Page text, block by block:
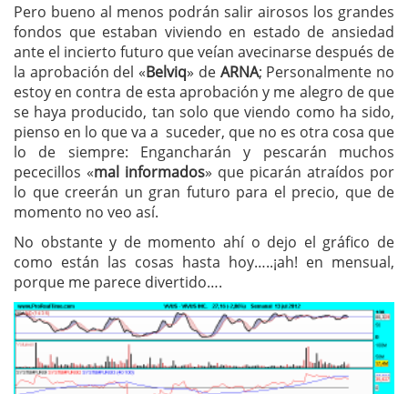
Pero bueno al menos podrán salir airosos los grandes
fondos que estaban viviendo en estado de ansiedad
ante el incierto futuro que veían avecinarse después de
la aprobación del «Belviq» de ARNA; Personalmente no
estoy en contra de esta aprobación y me alegro de que
se haya producido, tan solo que viendo como ha sido,
pienso en lo que va a suceder, que no es otra cosa que
lo de siempre: Engancharán y pescarán muchos
pececillos «mal informados» que picarán atraídos por
lo que creerán un gran futuro para el precio, que de
momento no veo así.
No obstante y de momento ahí o dejo el gráfico de
como están las cosas hasta hoy…..¡ah! en mensual,
porque me parece divertido….